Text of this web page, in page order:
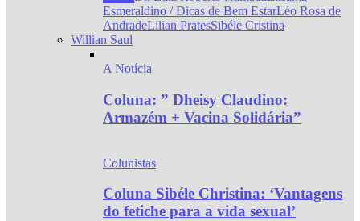
Esmeraldino / Dicas de Bem EstarLéo Rosa de
AndradeLilian PratesSibéle Cristina
Willian Saul
A Notícia
Coluna: ” Dheisy Claudino:
Armazém + Vacina Solidária”
Colunistas
Coluna Sibéle Christina: ‘Vantagens
do fetiche para a vida sexual’